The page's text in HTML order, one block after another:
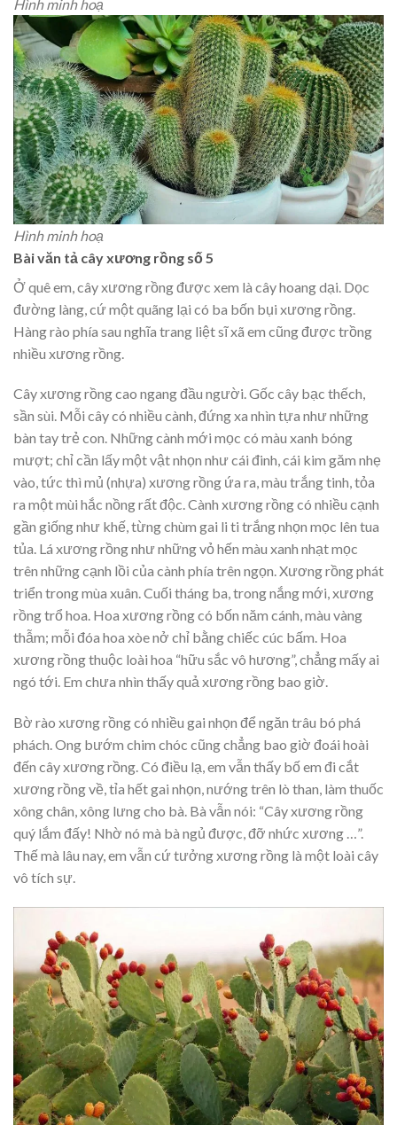
Hình minh hoạ
Hình minh hoạ
Bài văn tả cây xương rồng số 5
Ở quê em, cây xương rồng được xem là cây hoang dại. Dọc
đường làng, cứ một quãng lại có ba bốn bụi xương rồng.
Hàng rào phía sau nghĩa trang liệt sĩ xã em cũng được trồng
nhiều xương rồng.
Cây xương rồng cao ngang đầu người. Gốc cây bạc thếch,
sần sùi. Mỗi cây có nhiều cành, đứng xa nhìn tựa như những
bàn tay trẻ con. Những cành mới mọc có màu xanh bóng
mượt; chỉ cần lấy một vật nhọn như cái đinh, cái kim găm nhẹ
vào, tức thì mủ (nhựa) xương rồng ứa ra, màu trắng tinh, tỏa
ra một mùi hắc nồng rất độc. Cành xương rồng có nhiều cạnh
gần giống như khế, từng chùm gai li ti trắng nhọn mọc lên tua
tủa. Lá xương rồng như những vỏ hến màu xanh nhạt mọc
trên những cạnh lồi của cành phía trên ngọn. Xương rồng phát
triển trong mùa xuân. Cuối tháng ba, trong nắng mới, xương
rồng trổ hoa. Hoa xương rồng có bốn năm cánh, màu vàng
thẫm; mỗi đóa hoa xòe nở chỉ bằng chiếc cúc bấm. Hoa
xương rồng thuộc loài hoa “hữu sắc vô hương”, chẳng mấy ai
ngó tới. Em chưa nhìn thấy quả xương rồng bao giờ.
Bờ rào xương rồng có nhiều gai nhọn để ngăn trâu bó phá
phách. Ong bướm chim chóc cũng chẳng bao giờ đoái hoài
đến cây xương rồng. Có điều lạ, em vẫn thấy bố em đi cắt
xương rồng về, tỉa hết gai nhọn, nướng trên lò than, làm thuốc
xông chân, xông lưng cho bà. Bà vẫn nói: “Cây xương rồng
quý lắm đấy! Nhờ nó mà bà ngủ được, đỡ nhức xương …”.
Thế mà lâu nay, em vẫn cứ tưởng xương rồng là một loài cây
vô tích sự.